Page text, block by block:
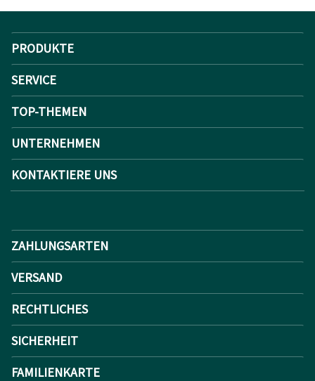
PRODUKTE
SERVICE
TOP-THEMEN
UNTERNEHMEN
KONTAKTIERE UNS
ZAHLUNGSARTEN
VERSAND
RECHTLICHES
SICHERHEIT
FAMILIENKARTE